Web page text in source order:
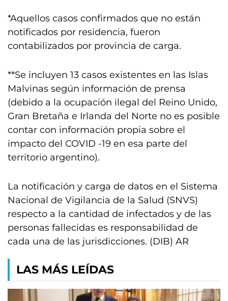
*Aquellos casos confirmados que no están
notificados por residencia, fueron
contabilizados por provincia de carga.
**Se incluyen 13 casos existentes en las Islas
Malvinas según información de prensa
(debido a la ocupación ilegal del Reino Unido,
Gran Bretaña e Irlanda del Norte no es posible
contar con información propia sobre el
impacto del COVID -19 en esa parte del
territorio argentino).
La notificación y carga de datos en el Sistema
Nacional de Vigilancia de la Salud (SNVS)
respecto a la cantidad de infectados y de las
personas fallecidas es responsabilidad de
cada una de las jurisdicciones. (DIB) AR
LAS MÁS LEÍDAS